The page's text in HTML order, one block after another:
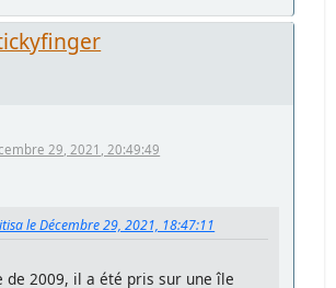
29, 2021, 20:49:49
le Décembre 29, 2021, 18:47:11
de 2009, il a été pris sur une île